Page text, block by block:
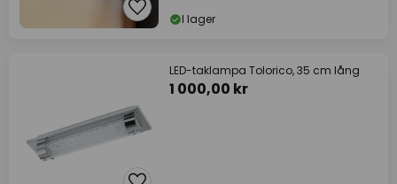
I lager
LED-taklampa Tolorico, 35 cm lång
1 000,00 kr